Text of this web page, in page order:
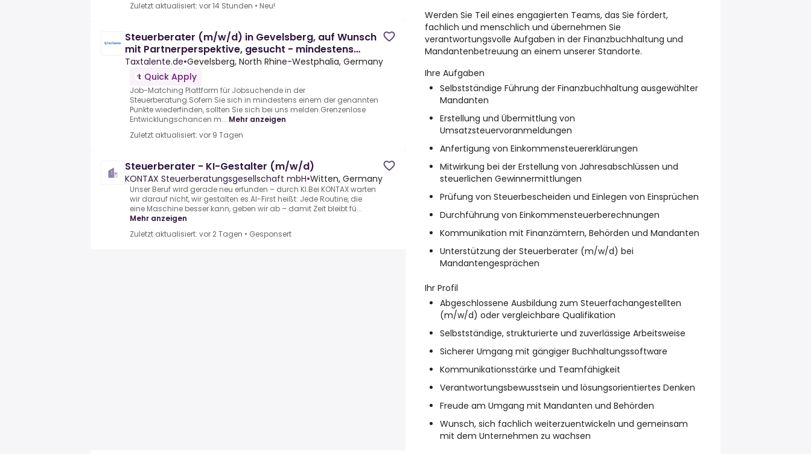
Zuletzt aktualisiert: vor 14 Stunden • Neu!
Steuerberater (m/w/d) in Gevelsberg, auf Wunsch
mit Partnerperspektive, gesucht - mindestens
90.000€
Taxtalente.de•Gevelsberg, North Rhine-Westphalia, Germany
Quick Apply
Job-Matching Plattform für Jobsuchende in der
Steuerberatung.Sofern Sie sich in mindestens einem der genannten
Punkte wiederfinden, sollten Sie sich bei uns melden.Grenzenlose
Entwicklungschancen m... Mehr anzeigen
Zuletzt aktualisiert: vor 9 Tagen
Steuerberater - KI-Gestalter (m/w/d)
KONTAX Steuerberatungsgesellschaft mbH•Witten, Germany
Unser Beruf wird gerade neu erfunden – durch KI.Bei KONTAX warten
wir darauf nicht, wir gestalten es.AI-First heißt: Jede Routine, die
eine Maschine besser kann, geben wir ab – damit Zeit bleibt fü...
Mehr anzeigen
Zuletzt aktualisiert: vor 2 Tagen • Gesponsert
Werden Sie Teil eines engagierten Teams, das Sie fördert,
fachlich und menschlich und übernehmen Sie
verantwortungsvolle Aufgaben in der Finanzbuchhaltung und
Mandantenbetreuung an einem unserer Standorte.
Ihre Aufgaben
Selbstständige Führung der Finanzbuchhaltung ausgewählter
Mandanten
Erstellung und Übermittlung von
Umsatzsteuervoranmeldungen
Anfertigung von Einkommensteuererklärungen
Mitwirkung bei der Erstellung von Jahresabschlüssen und
steuerlichen Gewinnermittlungen
Prüfung von Steuerbescheiden und Einlegen von Einsprüchen
Durchführung von Einkommensteuerberechnungen
Kommunikation mit Finanzämtern, Behörden und Mandanten
Unterstützung der Steuerberater (m/w/d) bei
Mandantengesprächen
Ihr Profil
Abgeschlossene Ausbildung zum Steuerfachangestellten
(m/w/d) oder vergleichbare Qualifikation
Selbstständige, strukturierte und zuverlässige Arbeitsweise
Sicherer Umgang mit gängiger Buchhaltungssoftware
Kommunikationsstärke und Teamfähigkeit
Verantwortungsbewusstsein und lösungsorientiertes Denken
Freude am Umgang mit Mandanten und Behörden
Wunsch, sich fachlich weiterzuentwickeln und gemeinsam
mit dem Unternehmen zu wachsen